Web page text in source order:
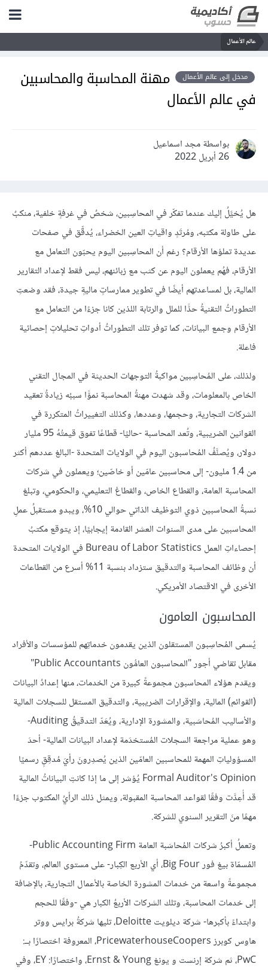
عالم الأعمال
مدخل إلى عالم الأعمال
مهنة المحاسبة والمحاسبين
في عالم الأعمال
بواسطة مجد اسماعيل
26 أبريل 2022
هل يُخيَّلُ إليك عندما تفكّر في المحاسِبين، شخصٌ في غرفةٍ خلفية، منكبٌ
على طاولة مكتبه، ومُرتَدٍ واقياتِ العين الخضراء، يُدقِّق في صفحات
عديدة تملؤها الأرقام؟ رغم أن المحاسِبين اليوم يحبّون التعامل مع
الأرقام، فهُم يعملون اليوم عن كثب مع زبائنهم، ليس فقط لإعداد التقارير
المالية، بل لمساعدتهم أيضًا في تطوير ممارساتٍ ماليةٍ جيدة، فقد وضعتِ
التطوراتُ التقنيةُ حدًّا للملل والرتابة اللذين كانا جزءًا من التعامل مع
الأرقام وجمع البيانات، كما توفر تلك التطوراتُ أدواتِ تحليلاتٍ إحصائية
فاعلة.
ولذلك، على المُحاسِبين مواكبةُ التوجهات الحديثة في المجال التقني
الخاص بالمعلومات، وقد شهدت مهنةُ المحاسبة نموًّا سببُه زيادةُ تعقيد
الشركات التجارية، وحجمها، وعددها، وكذلك التغييراتُ المتكررة في
القوانين الضريبية، وتُعد المحاسبة -حاليًا- قطاعًا تفوق قيمتُهُ 95 مليار
دولار، ويُصنَّفُ المُحاسبون اليوم في الولايات المتحدة -البالغ عددهم أكثر
من 1.4 مليون- إلى محاسبين عامّين أو خاصّين؛ ويعملون في شركات
المحاسبة العامة، والقطاع الخاص، والقطاغ التعليمي، والحكومي، وتبلغ
نسبةُ المحاسبين ذوي التوظيف الذاتي حوالي 10%، ويبدو مستقبلُ عملِ
المحاسبين على مدى السنوات العشر القادمة إيجابيًا، إذ يتوقع مكتبُ
إحصاءاتِ العمل Bureau of Labor Statistics في الولايات المتحدة
أن وظائف المحاسبة والتدقيق ستزداد بنسبة 11% أسرع من القطاعات
الأخرى في الاقتصاد الأمريكي.
المحاسبون العامون
يُسمى المُحاسِبون المستقلون الذين يقدمون خدماتِهم للمؤسسات والأفراد
مقابل تقاضي أجور "المحاسبون العامُّون Public Accountants"
ويقدم هؤلاء المحاسبون مجموعةً كبيرة من الخدمات، منها إعدادُ البيانات
(القوائم) المالية، والإقرارات الضريبية، والتدقيق المستقل للسجلات المالية
والأساليب المُحاسَبية، والمشورة الإدارية، ويُعَدّ التدقيقُ Auditing-
وهو عملية مراجعة السجلات المُستخدَمة لإعداد البيانات المالية- أحدَ
المسؤولياتِ المهمة للمحاسبين العامّين الذين يُصدِرونَ رأيَ مُدقِقٍ رسميًا
Formal Auditor's Opinion يُؤشر إلى ما إذا كانتِ البياناتُ المالية
قد أُعِدَّت وفقًا لقواعد المحاسبة المقبولة، ويمثل ذلك الرأيُ المكتوب جزءًا
مهمًا منَ التقرير السنوي للشركة.
وتعملُ أكبرُ شركات المُحاسَبة العامة Public Accounting Firm-
المُسمّاة بيغ فور Big Four، أي الأربع الكِبار- على مستوى العالم، وتقدّمُ
مجموعةً واسعة من خدمات المشورة الخاصة بالأعمال التجارية، بالإضافة
إلى خدمات المحاسبة، وتلك الشركات الأربعُ الكبار هي -وفقًا للحجم
وابتداءً بأكبرها- شركة ديلويت Deloitte، تليها شركةُ برايس ووتر
هاوس كوبرز PricewaterhouseCoopers، المعروفة اختصارًا بــ:
PwC، ثم شركة إرنست و يونغ Ernst & Young، واختصارًا: EY، وفي